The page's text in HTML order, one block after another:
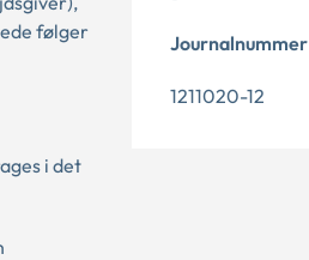
følger
i det
Journalnummer
1211020-12